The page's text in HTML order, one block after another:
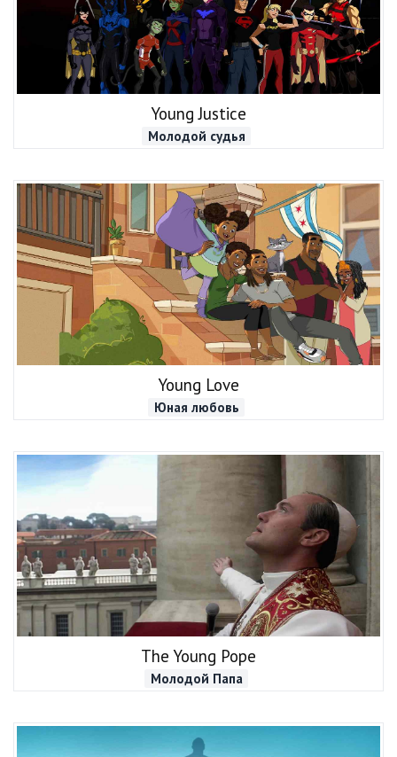
Young Justice
Молодой судья
Young Love
Юная любовь
The Young Pope
Молодой Папа